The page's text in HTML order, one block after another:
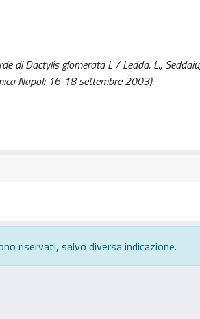
di Dactylis glomerata L / Ledda, L.,
Napoli 16-18 settembre 2003).
riservati, salvo diversa indicazione.